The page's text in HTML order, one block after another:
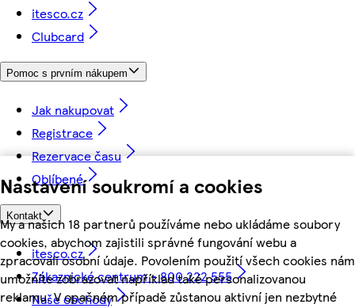
Nastavení soukromí a cookies
My a našich 18 partnerů používáme nebo ukládáme soubory
cookies, abychom zajistili správné fungování webu a
zpracovali osobní údaje. Povolením použití všech cookies nám
umožníte zobrazovat například také personalizovanou
reklamu. V opačném případě zůstanou aktivní jen nezbytné
itesco.cz
Clubcard
Pomoc s prvním nákupem
Jak nakupovat
Registrace
Rezervace času
Oblíbené
Kontakt
itesco.cz
Zákaznické centrum - 800 222 555
Naše obchody